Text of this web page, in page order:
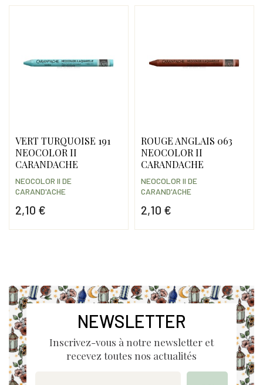
VERT TURQUOISE 191
NEOCOLOR II
CARANDACHE
2,10 €
NEOCOLOR II DE
CARAND'ACHE
ROUGE ANGLAIS 063
NEOCOLOR II
CARANDACHE
2,10 €
NEOCOLOR II DE
CARAND'ACHE
NEWSLETTER
Inscrivez-vous à notre newsletter et
recevez toutes nos actualités